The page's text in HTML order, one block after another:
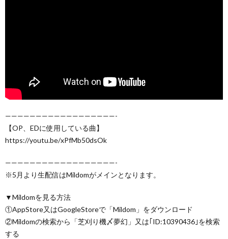
——————————————————-
【OP、EDに使用している曲】
https://youtu.be/xPfMb50dsOk
——————————————————-
※5月より生配信はMildomがメインとなります。
▼Mildomを見る方法
①AppStore又はGoogleStoreで「Mildom」をダウンロード
②Mildomの検索から「芝刈り機〆夢幻」又は｢ID:10390436｣を検索
する